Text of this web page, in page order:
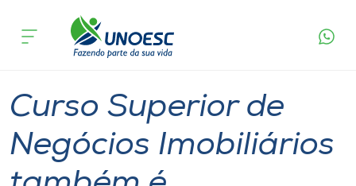
Cursos
Pesquisa
Atendimento ao Estudante
acontece
Curso Superior de
Negócios Imobiliários